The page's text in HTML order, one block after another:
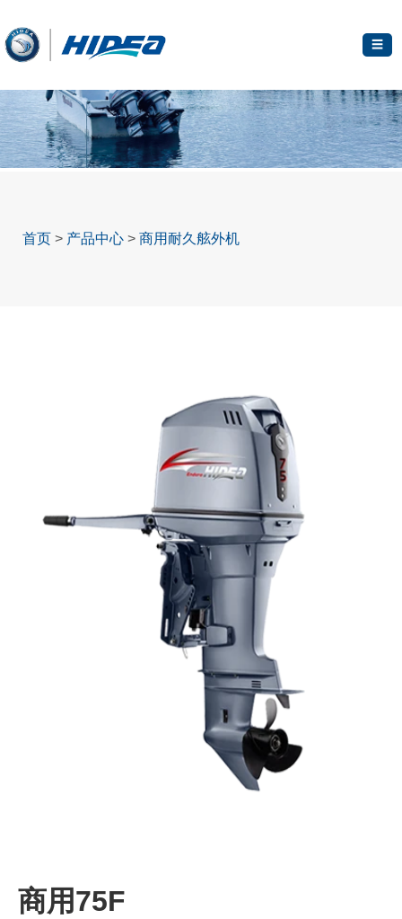
☰
首页 > 产品中心 > 商用耐久舷外机
商用75F